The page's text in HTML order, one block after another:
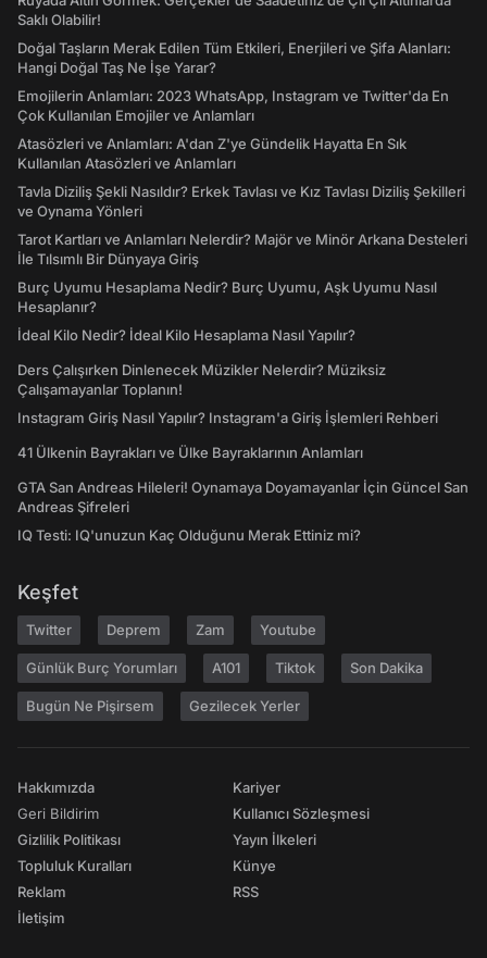
Saklı Olabilir!
Doğal Taşların Merak Edilen Tüm Etkileri, Enerjileri ve Şifa Alanları:
Hangi Doğal Taş Ne İşe Yarar?
Emojilerin Anlamları: 2023 WhatsApp, Instagram ve Twitter'da En
Çok Kullanılan Emojiler ve Anlamları
Atasözleri ve Anlamları: A'dan Z'ye Gündelik Hayatta En Sık
Kullanılan Atasözleri ve Anlamları
Tavla Diziliş Şekli Nasıldır? Erkek Tavlası ve Kız Tavlası Diziliş Şekilleri
ve Oynama Yönleri
Tarot Kartları ve Anlamları Nelerdir? Majör ve Minör Arkana Desteleri
İle Tılsımlı Bir Dünyaya Giriş
Burç Uyumu Hesaplama Nedir? Burç Uyumu, Aşk Uyumu Nasıl
Hesaplanır?
İdeal Kilo Nedir? İdeal Kilo Hesaplama Nasıl Yapılır?
Ders Çalışırken Dinlenecek Müzikler Nelerdir? Müziksiz
Çalışamayanlar Toplanın!
Instagram Giriş Nasıl Yapılır? Instagram'a Giriş İşlemleri Rehberi
41 Ülkenin Bayrakları ve Ülke Bayraklarının Anlamları
GTA San Andreas Hileleri! Oynamaya Doyamayanlar İçin Güncel San
Andreas Şifreleri
IQ Testi: IQ'unuzun Kaç Olduğunu Merak Ettiniz mi?
Keşfet
Twitter Deprem Zam Youtube
Günlük Burç Yorumları A101 Tiktok Son Dakika
Bugün Ne Pişirsem Gezilecek Yerler
Hakkımızda
Geri Bildirim
Gizlilik Politikası
Topluluk Kuralları
Reklam
İletişim
Kariyer
Kullanıcı Sözleşmesi
Yayın İlkeleri
Künye
RSS